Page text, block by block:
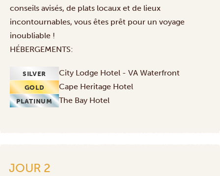
conseils avisés, de plats locaux et de lieux
incontournables, vous êtes prêt pour un voyage
inoubliable !
HÉBERGEMENTS:
SILVER City Lodge Hotel - VA Waterfront
GOLD Cape Heritage Hotel
PLATINUM The Bay Hotel
JOUR 2